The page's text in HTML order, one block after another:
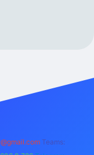
Teams: